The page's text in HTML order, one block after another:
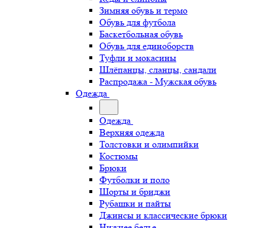
Зимняя обувь и термо
Обувь для футбола
Баскетбольная обувь
Обувь для единоборств
Туфли и мокасины
Шлёпанцы, сланцы, сандали
Распродажа - Мужская обувь
Одежда
Одежда
Верхняя одежда
Толстовки и олимпийки
Костюмы
Брюки
Футболки и поло
Шорты и бриджи
Рубашки и пайты
Джинсы и классические брюки